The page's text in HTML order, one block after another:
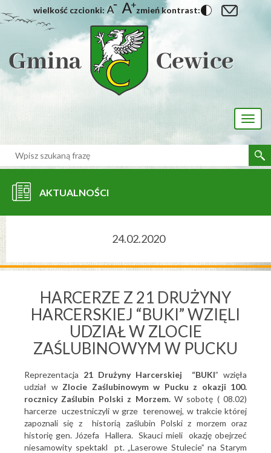
wielkość czcionki: zmień kontrast:
AKTUALNOŚCI
24.02.2020
HARCERZE Z 21 DRUŻYNY
HARCERSKIEJ “BUKI” WZIĘLI
UDZIAŁ W ZLOCIE
ZAŚLUBINOWYM W PUCKU
Reprezentacja 21 Drużyny Harcerskiej “BUKI” wzięła
udział w Zlocie Zaślubinowym w Pucku z okazji 100.
rocznicy Zaślubin Polski z Morzem.W sobotę ( 08.02)
harcerze uczestniczyli w grze terenowej, w trakcie której
zapoznali się z historią zaślubin Polski z morzem oraz
historię gen. Józefa Hallera. Skauci mieli okazję obejrzeć
niesamowity spektakl pt. „Laserowe Stulecie” na Starym
[interaktywna-mapa]